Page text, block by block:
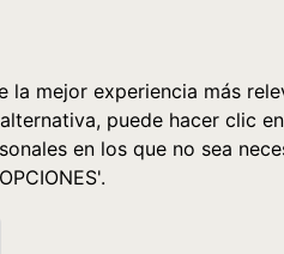
mejor experiencia más
puede hacer clic
en los que no sea